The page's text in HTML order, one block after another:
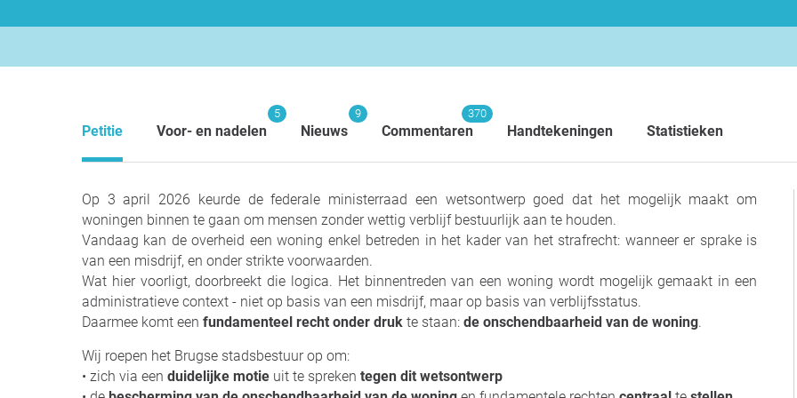
Petitie Voor- en nadelen
5
Nieuws
9
Commentaren
370
Handtekeningen Statistieken
Op 3 april 2026 keurde de federale ministerraad een wetsontwerp goed dat het mogelijk maakt om
woningen binnen te gaan om mensen zonder wettig verblijf bestuurlijk aan te houden.
Vandaag kan de overheid een woning enkel betreden in het kader van het strafrecht: wanneer er sprake is
van een misdrijf, en onder strikte voorwaarden.
Wat hier voorligt, doorbreekt die logica. Het binnentreden van een woning wordt mogelijk gemaakt in een
administratieve context - niet op basis van een misdrijf, maar op basis van verblijfsstatus.
Daarmee komt een fundamenteel recht onder druk te staan: de onschendbaarheid van de woning.
Wij roepen het Brugse stadsbestuur op om:
• zich via een duidelijke motie uit te spreken tegen dit wetsontwerp